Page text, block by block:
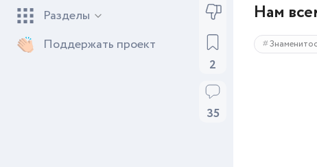
Разделы
Поддержать проект
2
35
Нам